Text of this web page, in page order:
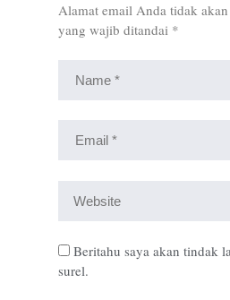
Alamat email Anda tidak
yang wajib ditandai *
Beritahu saya akan tindak
surel.